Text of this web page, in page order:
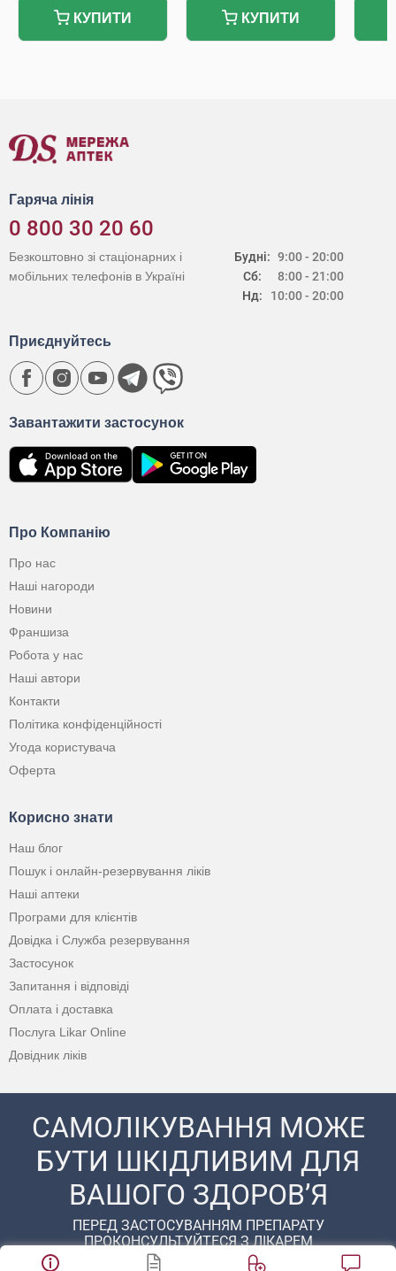
КУПИТИ КУПИТИ
Гаряча лінія
0 800 30 20 60
Будні:
Сб:
Нд:
9:00 - 20:00
8:00 - 21:00
10:00 - 20:00
Безкоштовно зі стаціонарних і
мобільних телефонів в Україні
Про Компанію
Про нас
Наші нагороди
Новини
Франшиза
Робота у нас
Наші автори
Контакти
Політика конфіденційності
Угода користувача
Оферта
Корисно знати
Наш блог
Пошук і онлайн-резервування ліків
Наші аптеки
Програми для клієнтів
Довідка і Служба резервування
Застосунок
Запитання і відповіді
Оплата і доставка
Послуга Likar Online
Довідник ліків
Завантажити застосунок
Приєднуйтесь
САМОЛІКУВАННЯ МОЖЕ
БУТИ ШКІДЛИВИМ ДЛЯ
ВАШОГО ЗДОРОВ’Я
ПЕРЕД ЗАСТОСУВАННЯМ ПРЕПАРАТУ
ПРОКОНСУЛЬТУЙТЕСЯ З ЛІКАРЕМ
© 2020 - 2026 Аптека D.S. Усі права захищені